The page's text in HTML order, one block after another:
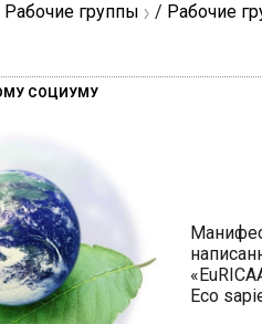
Рабочие группы / Рабочие
СОЦИУМУ
Eco